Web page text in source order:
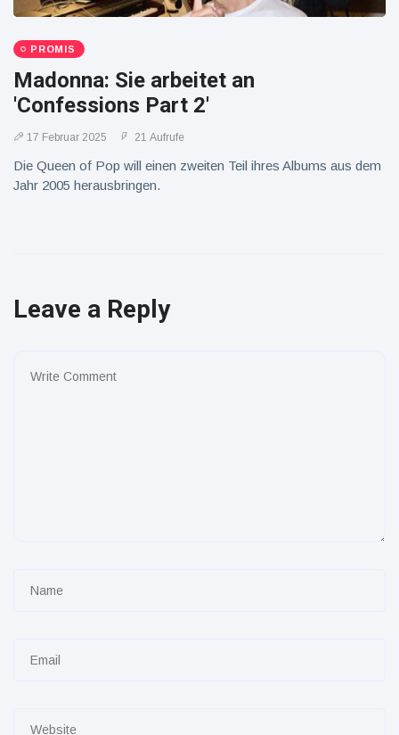
PROMIS
Madonna: Sie arbeitet an
'Confessions Part 2'
17 Februar 2025 21 Aufrufe
Die Queen of Pop will einen zweiten Teil ihres Albums aus dem
Jahr 2005 herausbringen.
Leave a Reply